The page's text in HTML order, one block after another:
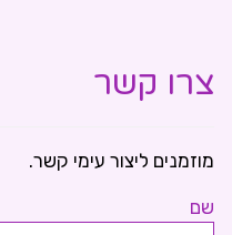
צרו קשר
מוזמנים ליצור עימי קשר.
שם